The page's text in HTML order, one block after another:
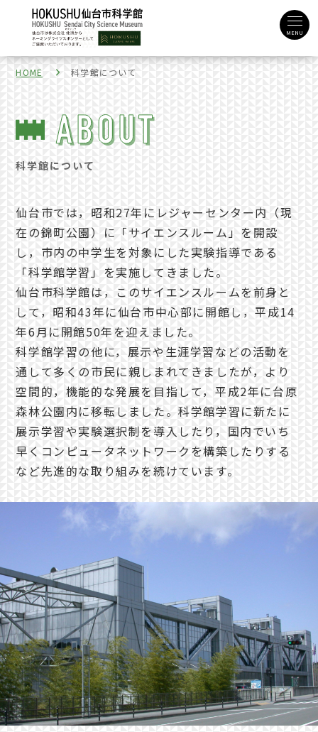
MENU
HOME 科学館について
科学館について
仙台市では，昭和27年にレジャーセンター内（現
在の錦町公園）に「サイエンスルーム」を開設
し，市内の中学生を対象にした実験指導である
「科学館学習」を実施してきました。
仙台市科学館は，このサイエンスルームを前身と
して，昭和43年に仙台市中心部に開館し，平成14
年6月に開館50年を迎えました。
科学館学習の他に，展示や生涯学習などの活動を
通して多くの市民に親しまれてきましたが，より
空間的，機能的な発展を目指して，平成2年に台原
森林公園内に移転しました。科学館学習に新たに
展示学習や実験選択制を導入したり，国内でいち
早くコンピュータネットワークを構築したりする
など先進的な取り組みを続けています。